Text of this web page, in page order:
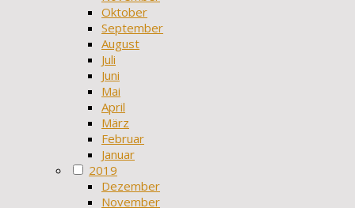
Oktober
September
August
Juli
Juni
Mai
April
März
Februar
Januar
2019
Dezember
November